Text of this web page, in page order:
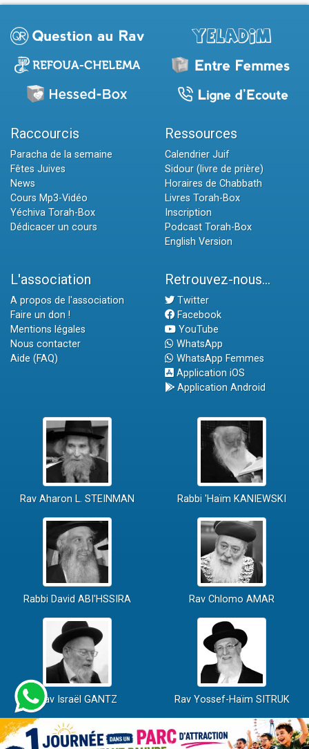
Raccourcis
Paracha de la semaine
Fêtes Juives
News
Cours Mp3-Vidéo
Yéchiva Torah-Box
Dédicacer un cours
Ressources
Calendrier Juif
Sidour (livre de prière)
Horaires de Chabbath
Livres Torah-Box
Inscription
Podcast Torah-Box
English Version
L'association
A propos de l'association
Faire un don !
Mentions légales
Nous contacter
Aide (FAQ)
Retrouvez-nous...
Twitter
Facebook
YouTube
WhatsApp
WhatsApp Femmes
Application iOS
Application Android
Rav Aharon L. STEINMAN Rabbi 'Haïm KANIEWSKI
Rabbi David ABI'HSSIRA Rav Chlomo AMAR
Rav Israël GANTZ Rav Yossef-Haïm SITRUK